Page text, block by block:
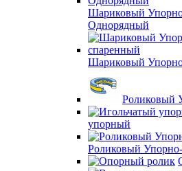
Шариковый
Однорядный
Шариковый
Роликовый
упорный
Роликовый